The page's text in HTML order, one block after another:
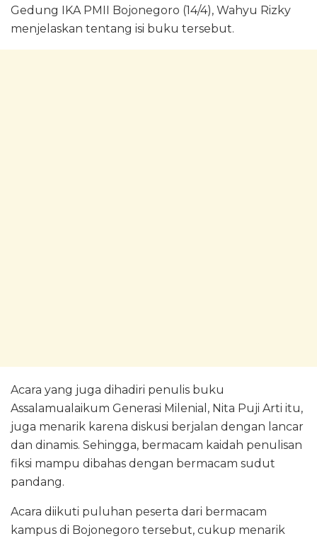
Gedung IKA PMII Bojonegoro (14/4), Wahyu Rizky
menjelaskan tentang isi buku tersebut.
Acara yang juga dihadiri penulis buku
Assalamualaikum Generasi Milenial, Nita Puji Arti itu,
juga menarik karena diskusi berjalan dengan lancar
dan dinamis. Sehingga, bermacam kaidah penulisan
fiksi mampu dibahas dengan bermacam sudut
pandang.
Acara diikuti puluhan peserta dari bermacam
kampus di Bojonegoro tersebut, cukup menarik